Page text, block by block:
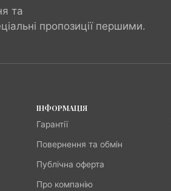
та
пропозиції першими.
ІНФОРМАЦІЯ
Гарантії
Повернення та обмін
Публічна оферта
Про компанію